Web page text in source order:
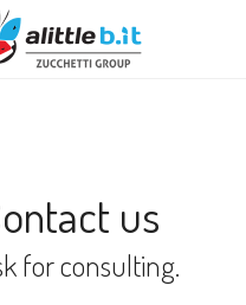
us
for consulting.